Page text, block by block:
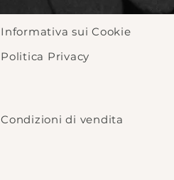
Informativa sui Cookie
Politica Privacy
Condizioni di vendita